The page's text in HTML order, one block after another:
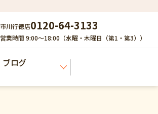
市川行徳店0120-64-3133
営業時間 9:00～18:00（水曜・木曜日（第1・第3））
ブログ